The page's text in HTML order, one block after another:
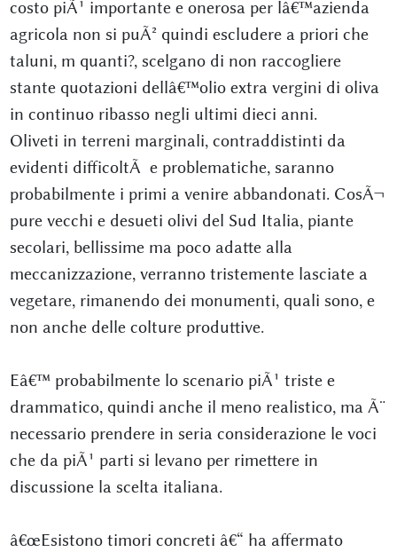
costo piÃ¹ importante e onerosa per lâ€™azienda
agricola non si puÃ² quindi escludere a priori che
taluni, m quanti?, scelgano di non raccogliere
stante quotazioni dellâ€™olio extra vergini di oliva
in continuo ribasso negli ultimi dieci anni.
Oliveti in terreni marginali, contraddistinti da
evidenti difficoltÃ e problematiche, saranno
probabilmente i primi a venire abbandonati. CosÃ¬
pure vecchi e desueti olivi del Sud Italia, piante
secolari, bellissime ma poco adatte alla
meccanizzazione, verranno tristemente lasciate a
vegetare, rimanendo dei monumenti, quali sono, e
non anche delle colture produttive.
Eâ€™ probabilmente lo scenario piÃ¹ triste e
drammatico, quindi anche il meno realistico, ma Ã¨
necessario prendere in seria considerazione le voci
che da piÃ¹ parti si levano per rimettere in
discussione la scelta italiana.
â€œEsistono timori concreti â€“ ha affermato